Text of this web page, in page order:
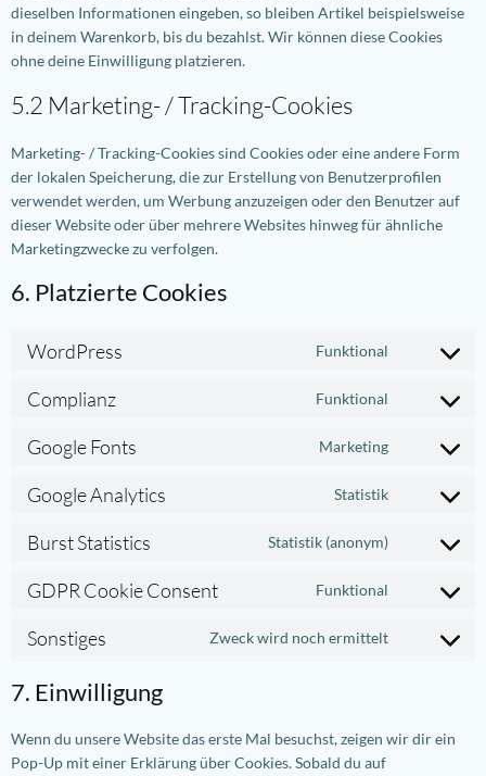
dieselben Informationen eingeben, so bleiben Artikel beispielsweise
in deinem Warenkorb, bis du bezahlst. Wir können diese Cookies
ohne deine Einwilligung platzieren.
5.2 Marketing- / Tracking-Cookies
Marketing- / Tracking-Cookies sind Cookies oder eine andere Form
der lokalen Speicherung, die zur Erstellung von Benutzerprofilen
verwendet werden, um Werbung anzuzeigen oder den Benutzer auf
dieser Website oder über mehrere Websites hinweg für ähnliche
Marketingzwecke zu verfolgen.
6. Platzierte Cookies
WordPress Funktional
Consent
service
Complianz Funktional
Consent
service
Google Fonts Marketing
Consent
service
Google Analytics Statistik
Consent
service
analytics
Burst Statistics Statistik (anonym)
Consent
service
statistics
GDPR Cookie Consent Funktional
Consent
service
Sonstiges Zweck wird noch ermittelt
Consent
7. Einwilligung
Wenn du unsere Website das erste Mal besuchst, zeigen wir dir ein
Pop-Up mit einer Erklärung über Cookies. Sobald du auf